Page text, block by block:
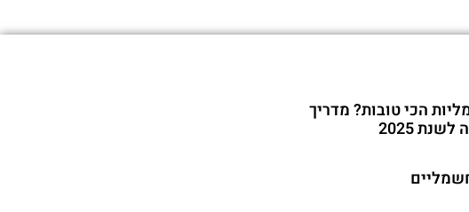
הכי טובות? מדריך
2025